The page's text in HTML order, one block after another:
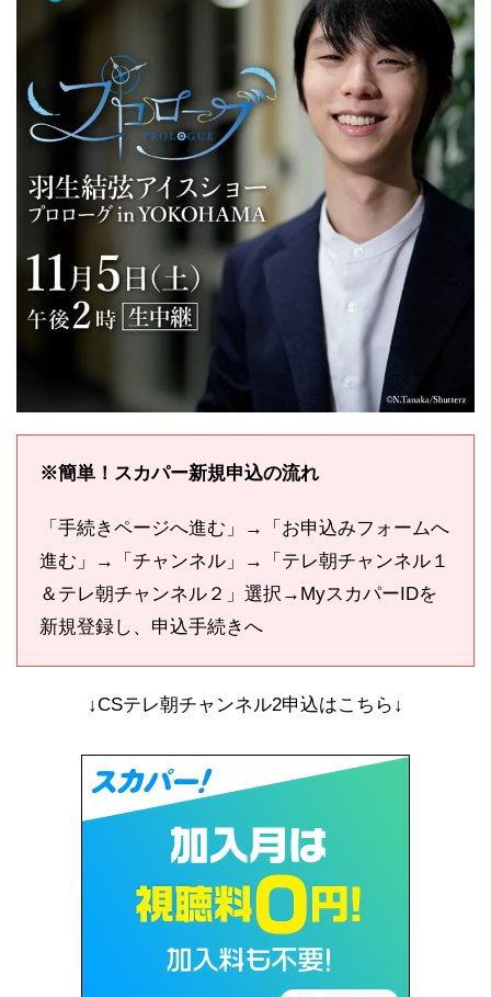
※簡単！スカパー新規申込の流れ
「手続きページへ進む」→「お申込みフォームへ
進む」→「チャンネル」→「テレ朝チャンネル１
＆テレ朝チャンネル２」選択→MyスカパーIDを
新規登録し、申込手続きへ
↓CSテレ朝チャンネル2申込はこちら↓